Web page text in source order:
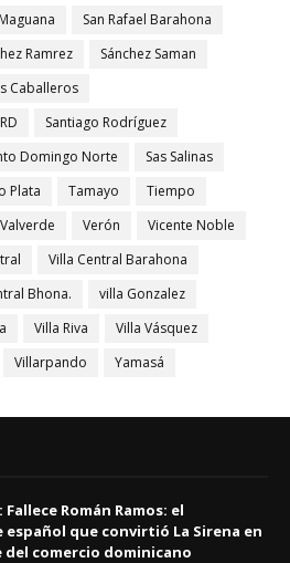
San Rafael Barahona
Ramrez
Sánchez Saman
Caballeros
Santiago Rodríguez
Domingo Norte
Sas Salinas
Plata Tamayo
Tiempo
Valverde Verón
Vicente Noble
Villa Central Barahona
Bhona.
villa Gonzalez
Villa Riva
Villa Vásquez
Villarpando Yamasá
Fallece Román Ramos: el
que convirtió La Sirena en
comercio dominicano